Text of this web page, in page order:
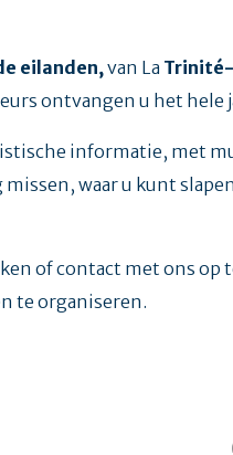
eilanden, van La
ontvangen u het hele
informatie, met
waar u kunt
of contact met ons
te organiseren.